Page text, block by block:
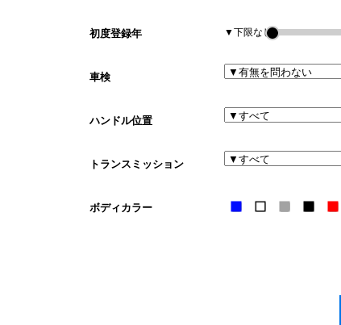
初度登録年 ▼下限なし
車検
ハンドル位置
トランスミッション
ボディカラー